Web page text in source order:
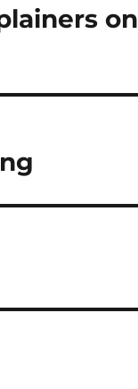
on